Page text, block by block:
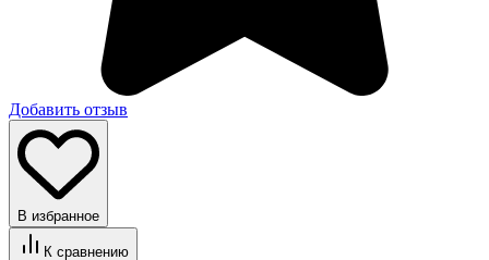
Добавить отзыв
В избранное
К сравнению